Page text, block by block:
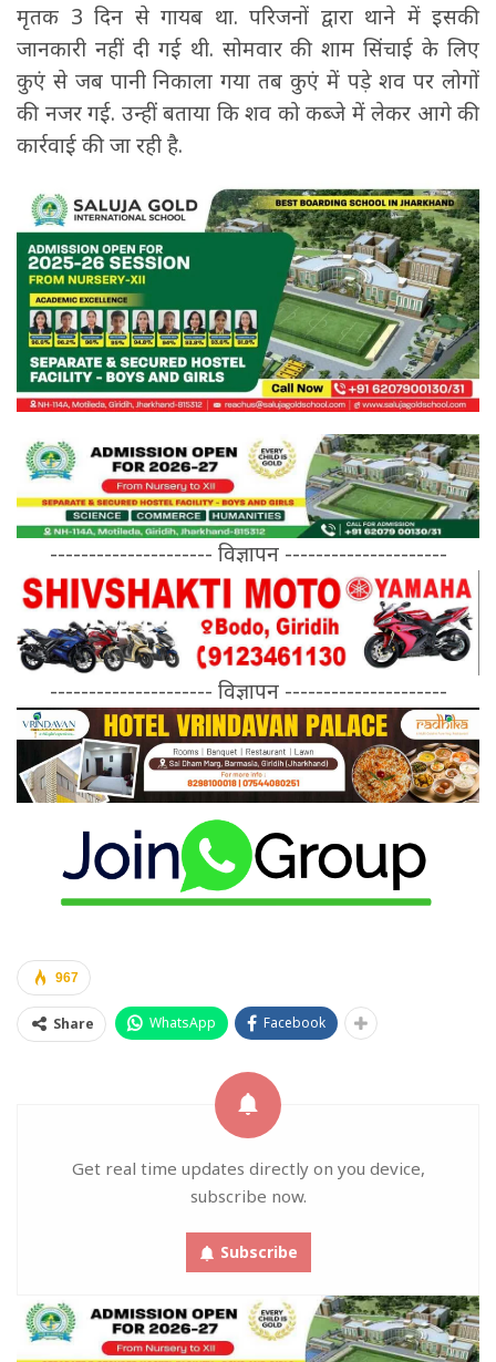
मृतक 3 दिन से गायब था. परिजनों द्वारा थाने में इसकी
जानकारी नहीं दी गई थी. सोमवार की शाम सिंचाई के लिए
कुएं से जब पानी निकाला गया तब कुएं में पड़े शव पर लोगों
की नजर गई. उन्हीं बताया कि शव को कब्जे में लेकर आगे की
कार्रवाई की जा रही है.
--------------------- विज्ञापन ---------------------
--------------------- विज्ञापन ---------------------
967
Share WhatsApp Facebook
Get real time updates directly on you device,
subscribe now.
Subscribe